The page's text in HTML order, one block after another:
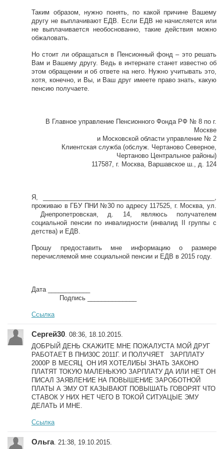
Таким образом, нужно понять, по какой причине Вашему
другу не выплачивают ЕДВ. Если ЕДВ не начисляется или
не выплачивается необоснованно, такие действия можно
обжаловать.
Но стоит ли обращаться в Пенсионный фонд – это решать
Вам и Вашему другу. Ведь в интернате станет известно об
этом обращении и об ответе на него. Нужно учитывать это,
хотя, конечно, и Вы, и Ваш друг имеете право знать, какую
пенсию получаете.
В Главное управление Пенсионного Фонда РФ № 8 по г.
Москве
и Московской области управление № 2
Клиентская служба (обслуж. Чертаново Северное,
Чертаново Центральное районы)
117587, г. Москва, Варшавское ш., д. 124
Я, _________________________________________________,
проживаю в ГБУ ПНИ №30 по адресу 117525, г. Москва, ул.
Днепропетровская, д. 14, являюсь получателем
социальной пенсии по инвалидности (инвалид II группы с
детства) и ЕДВ.
Прошу предоставить мне информацию о размере
перечисляемой мне социальной пенсии и ЕДВ в 2015 году.
Дата ____________
Подпись ______________
Ссылка
Сергей30 . 08:36, 18.10.2015.
ДОБРЫЙ ДЕНЬ СКАЖИТЕ МНЕ ПОЖАЛУСТА МОЙ ДРУГ
РАБОТАЕТ В ПНИ30С 2011Г. И ПОЛУЧЯЕТ ЗАРПЛАТУ
2000Р В МЕСЯЦ ОН ИЯ ХОТЕЛИБЫ ЗНАТЬ ЗАКОНО
ПЛАТЯТ ТОКУЮ МАЛЕНЬКУЮ ЗАРПЛАТУ ДА ИЛИ НЕТ ОН
ПИСАЛ ЗАЯВЛЕНИЕ НА ПОВЫШЕНИЕ ЗАРОБОТНОЙ
ПЛАТЫ А ЭМУ ОТ КАЗЫВАЮТ ПОВЫШАТЬ ГОВОРЯТ ЧТО
СТАВОК У НИХ НЕТ ЧЕГО В ТОКОЙ СИТУАЦЫЕ ЭМУ
ДЕЛАТЬ И МНЕ.
Ссылка
Ольга. 21:38, 19.10.2015.